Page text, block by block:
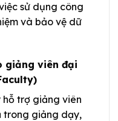
sử dụng công
và bảo vệ dữ
giảng viên đại
trợ giảng viên
trong giảng dạy,